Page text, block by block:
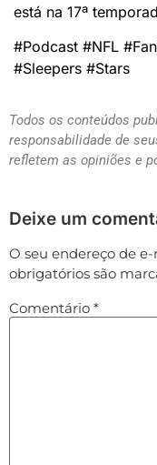
está na 17ª
#Podcast #NFL
#Sleepers #Stars
Todos os conteúdos
responsabilidade de
refletem as opiniões e
Deixe um
O seu endereço de
obrigatórios são
Comentário *